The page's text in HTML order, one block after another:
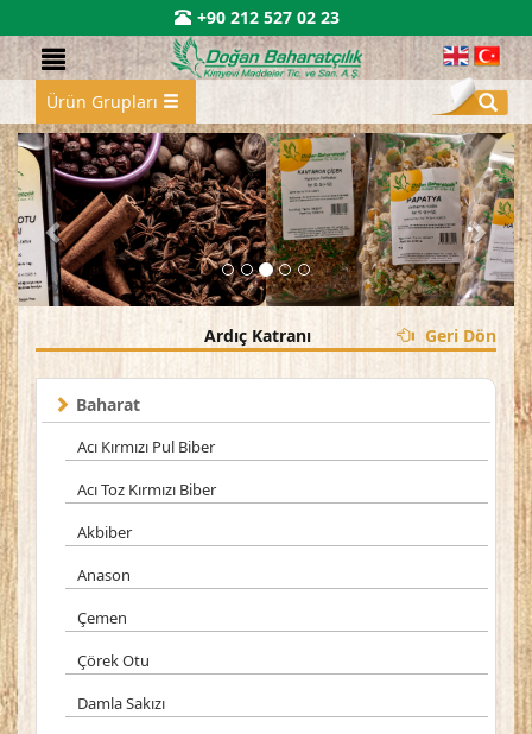
+90 212 527 02 23
Ürün Grupları
Ardıç Katranı Geri Dön
Baharat
Acı Kırmızı Pul Biber
Acı Toz Kırmızı Biber
Akbiber
Anason
Çemen
Çörek Otu
Damla Sakızı